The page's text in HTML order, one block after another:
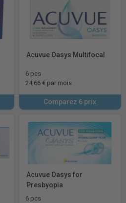
Acuvue Oasys Multifocal
6 pcs
24,66 € par mois
Comparez 6 prix
Acuvue Oasys for
Presbyopia
6 pcs